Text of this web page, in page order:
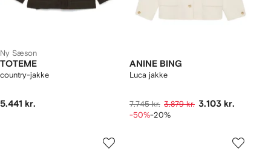
Ny Sæson
TOTEME
country-jakke
5.441 kr.
ANINE BING
Luca jakke
7.745 kr. 3.879 kr. 3.103 kr.
-50%-20%